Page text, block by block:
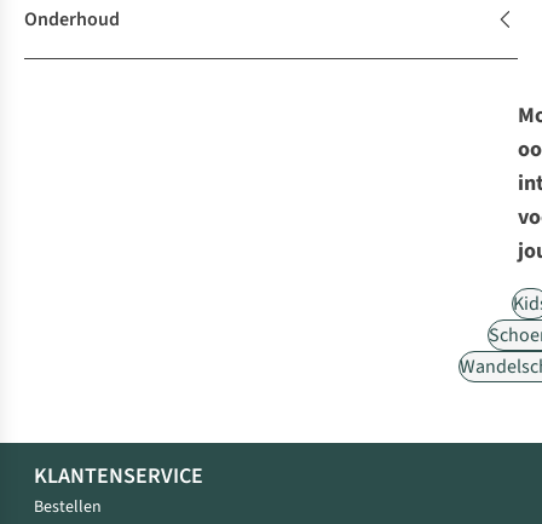
Onderhoud
KLANTENSERVICE
Bestellen